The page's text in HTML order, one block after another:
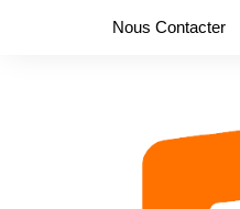
Nous Contacter